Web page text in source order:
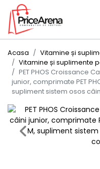
Acasa Vitamine și
Vitamine și suplimente
PET PHOS Croissance
junior, comprimate PET
supliment sistem osos
Previous